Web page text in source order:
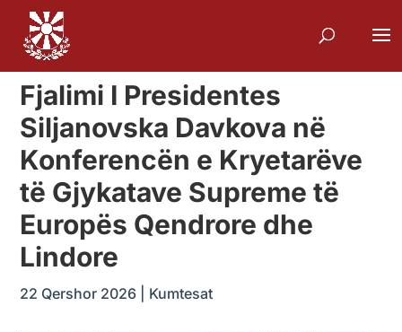
Fjalimi I Presidentes
Siljanovska Davkova në
Konferencën e Kryetarëve
të Gjykatave Supreme të
Europës Qendrore dhe
Lindore
22 Qershor 2026 Kumtesat